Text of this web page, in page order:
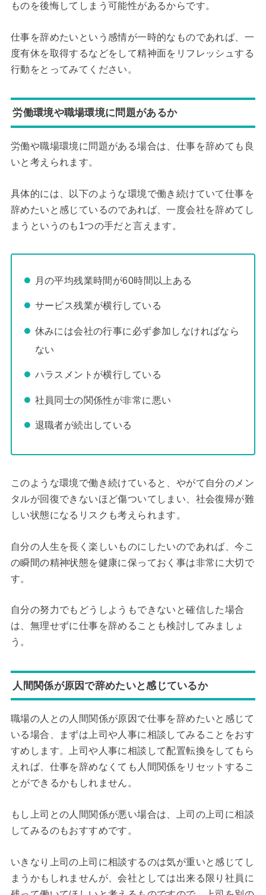
ものを後悔してしまう可能性があるからです。
仕事を辞めたいという感情が一時的なものであれば、一
度有休を取得するなどをして精神面をリフレッシュする
行動をとってみてください。
労働環境や職場環境に問題があるか
労働や職場環境に問題がある場合は、仕事を辞めても良
いと考えられます。
具体的には、以下のような環境で働き続けていて仕事を
辞めたいと感じているのであれば、一度会社を辞めてし
まうというのも1つの手だと言えます。
月の平均残業時間が60時間以上ある
サービス残業が横行している
休みには会社の行事に必ず参加しなければなら
ない
ハラスメントが横行している
社員同士の関係性が非常に悪い
退職者が続出している
このような環境で働き続けていると、やがて自分のメン
タルが回復できないほど傷ついてしまい、社会復帰が難
しい状態になるリスクも考えられます。
自分の人生を長く楽しいものにしたいのであれば、今こ
の瞬間の精神状態を健康に保っておく事は非常に大切で
す。
自分の努力でもどうしようもできないと確信した場合
は、無理せずに仕事を辞めることも検討してみましょ
う。
人間関係が原因で辞めたいと感じているか
職場の人との人間関係が原因で仕事を辞めたいと感じて
いる場合、まずは上司や人事に相談してみることをおす
すめします。上司や人事に相談して配置転換をしてもら
えれば、仕事を辞めなくても人間関係をリセットするこ
とができるかもしれません。
もし上司との人間関係が悪い場合は、上司の上司に相談
してみるのもおすすめです。
いきなり上司の上司に相談するのは気が重いと感じてし
まうかもしれませんが、会社としては出来る限り社員に